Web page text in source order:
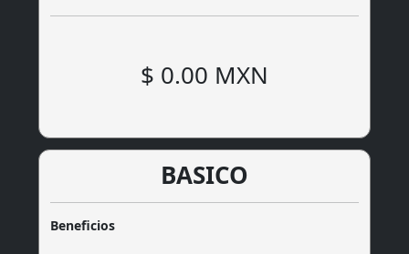
$ 0.00 MXN
BASICO
Beneficios